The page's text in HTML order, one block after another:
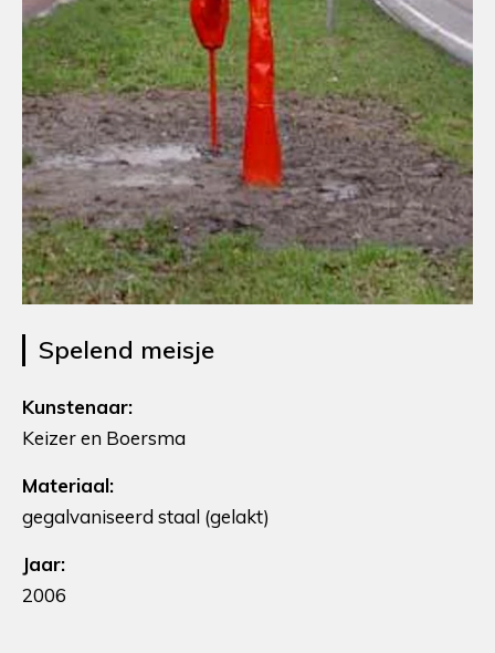
Spelend meisje
Kunstenaar:
Keizer en Boersma
Materiaal:
gegalvaniseerd staal (gelakt)
Jaar:
2006